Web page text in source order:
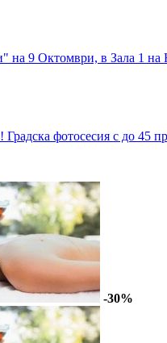
на 9 Октомври, в Зала 1
фотосесия с до 45
-30%